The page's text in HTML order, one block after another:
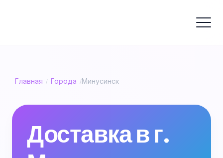
Главная / Города /Минусинск
Доставка в г.